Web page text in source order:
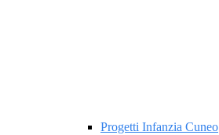
Progetti Infanzia Cuneo